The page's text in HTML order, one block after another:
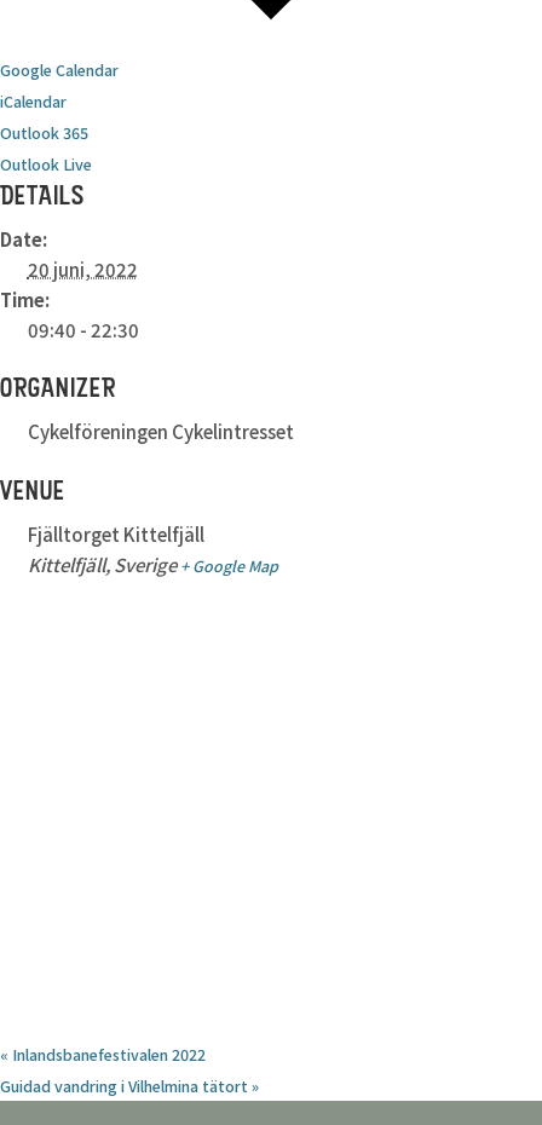
Google Calendar
iCalendar
Outlook 365
Outlook Live
DETAILS
Date:
20 juni, 2022
Time:
09:40 - 22:30
ORGANIZER
Cykelföreningen Cykelintresset
VENUE
Fjälltorget Kittelfjäll
Kittelfjäll, Sverige + Google Map
« Inlandsbanefestivalen 2022
Guidad vandring i Vilhelmina tätort »